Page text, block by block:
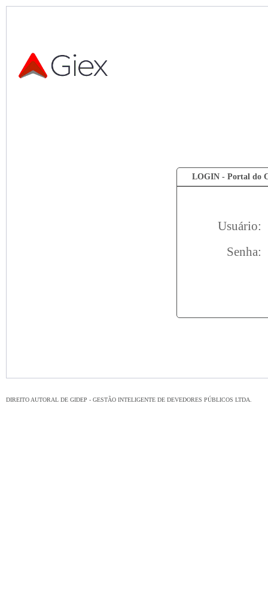
LOGIN - Portal do
Usuário:
Senha:
DIREITO AUTORAL DE GIDEP - GESTÃO INTELIGENTE DE DEVEDORES PÚBLICOS LTDA.